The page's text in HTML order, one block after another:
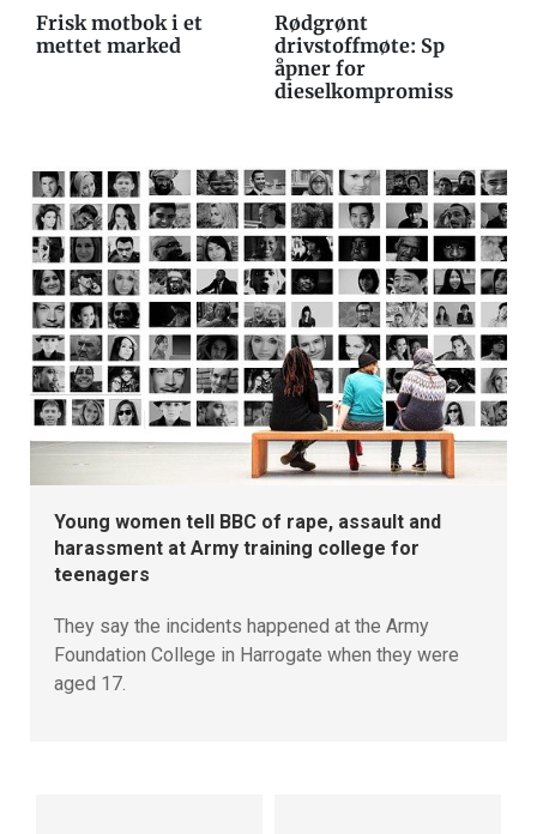
Frisk motbok i et
mettet marked
Rødgrønt
drivstoffmøte: Sp
åpner for
dieselkompromiss
Young women tell BBC of rape, assault and
harassment at Army training college for
teenagers
They say the incidents happened at the Army
Foundation College in Harrogate when they were
aged 17.